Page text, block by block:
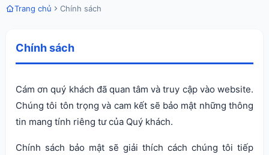
Trang chủ Chính sách
Chính sách
Cám ơn quý khách đã quan tâm và truy cập vào website.
Chúng tôi tôn trọng và cam kết sẽ bảo mật những thông
tin mang tính riêng tư của Quý khách.
Chính sách bảo mật sẽ giải thích cách chúng tôi tiếp